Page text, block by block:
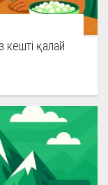
кешті қалай